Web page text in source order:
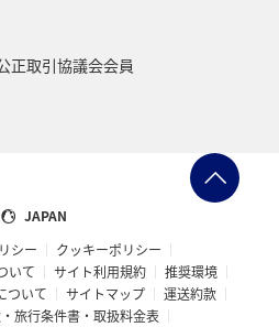
正取引協議会会員
JAPAN
シー
クッキーポリシー
いて
サイト利用規約
推奨環境
ついて
サイトマップ
運送約款
旅行条件書・取扱料金表